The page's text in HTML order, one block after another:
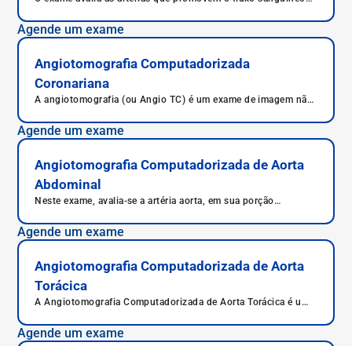
pulmonares.
Agende um exame
Angiotomografia Computadorizada
Coronariana
A angiotomografia (ou Angio TC) é um exame de imagem não
angiografia para analisar artérias e veias. Detecta obstruções,
aneurismas, placas de gordura e outras alterações vasculares.
Agende um exame
Angiotomografia Computadorizada de Aorta
Abdominal
Neste exame, avalia-se a artéria aorta, em sua porção
Agende um exame
Angiotomografia Computadorizada de Aorta
Torácica
A Angiotomografia Computadorizada de Aorta Torácica é um
o procedimento estuda a porção da aorta no tórax, uma das
artérias mais importantes, que leva sangue do coração para
Agende um exame